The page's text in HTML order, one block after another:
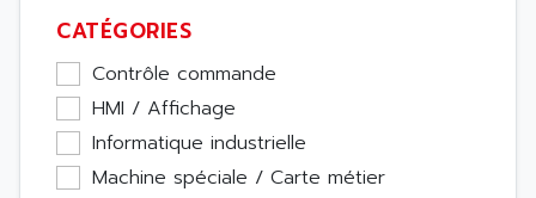
CATÉGORIES
Contrôle commande
HMI / Affichage
Informatique industrielle
Machine spéciale / Carte métier